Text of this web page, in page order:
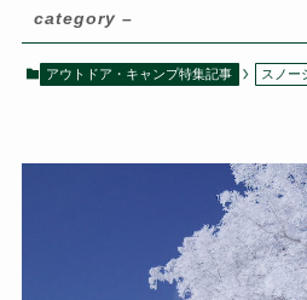
category –
アウトドア・キャンプ特集記事 スノー